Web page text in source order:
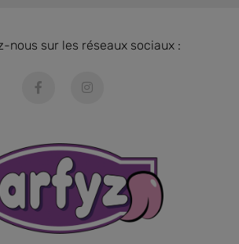
nous sur les réseaux sociaux :